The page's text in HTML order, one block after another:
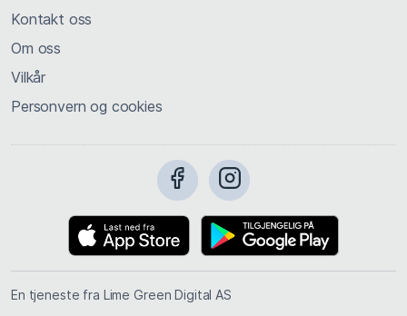
Kontakt oss
Om oss
Vilkår
Personvern og cookies
En tjeneste fra Lime Green Digital AS